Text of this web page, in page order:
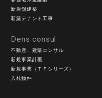
新店舗建築
新築テナント工事
Dens consul
不動産、建築コンサル
新規事業計画
新規事業（ＴＦシリーズ）
入札物件